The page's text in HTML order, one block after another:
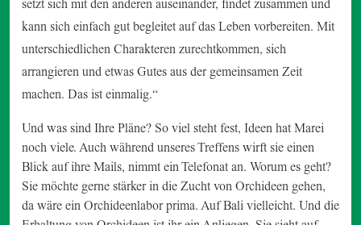
setzt sich mit den anderen auseinander, findet zusammen und
kann sich einfach gut begleitet auf das Leben vorbereiten. Mit
unterschiedlichen Charakteren zurechtkommen, sich
arrangieren und etwas Gutes aus der gemeinsamen Zeit
machen. Das ist einmalig.“
Und was sind Ihre Pläne? So viel steht fest, Ideen hat Marei
noch viele. Auch während unseres Treffens wirft sie einen
Blick auf ihre Mails, nimmt ein Telefonat an. Worum es geht?
Sie möchte gerne stärker in die Zucht von Orchideen gehen,
da wäre ein Orchideenlabor prima. Auf Bali vielleicht. Und die